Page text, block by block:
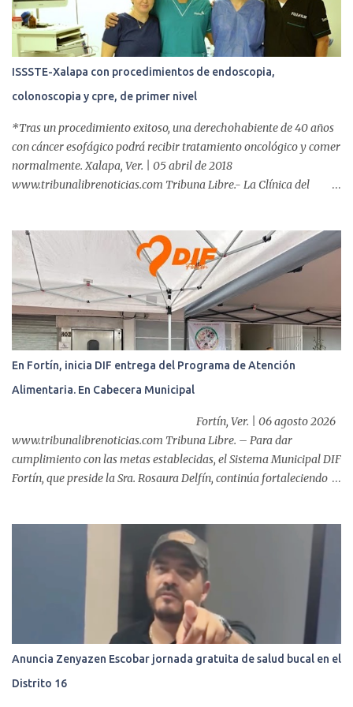
s
ISSSTE-Xalapa con procedimientos de endoscopia,
colonoscopia y cpre, de primer nivel
*Tras un procedimiento exitoso, una derechohabiente de 40 años
con cáncer esofágico podrá recibir tratamiento oncológico y comer
normalmente. Xalapa, Ver. | 05 abril de 2018
www.tribunalibrenoticias.com Tribuna Libre.- La Clínica del
incluyen endoscopia, colonoscopia y colangiopancreatografía
retrógrada endoscópica (CPRE), con equipo de alta tecnología de
videoendoscopia gástrica y con especialistas certificados. Además
se cuenta con endoscopios de última tecnología que permiten
diagnósticos con mayor certeza y sin dolor para el paciente, a
través de la atención de un equipo de profesionales
multidisciplinario: tres endoscopistas, anestesiólogo y personal
auxiliar y de enfermería. En esta semana, se realizó un nuevo caso
de éxito, pues a través de la colocación de un stent metálico
esofágico, una derechohabiente con un tumor en el ...
En Fortín, inicia DIF entrega del Programa de Atención
Alimentaria. En Cabecera Municipal
Fortín, Ver. | 06 agosto 2026
www.tribunalibrenoticias.com Tribuna Libre. – Para dar
cumplimiento con las metas establecidas, el Sistema Municipal DIF
Fortín, que preside la Sra. Rosaura Delfín, continúa fortaleciendo
Días y Primera Infancia” que inició este miércoles en la cabecera
municipal. Se trata de una estrategia que busca contribuir al
desarrollo y la nutrición de niñas, niños y mujeres en esta
importante etapa de vida. Durante la jornada, en la explanada del
Súper Ahorros, el director del organismo asistencial, Lic. Carlos
Adiel Pereda, realizó un recorrido por las sedes de entre...
Anuncia Zenyazen Escobar jornada gratuita de salud bucal en el
Distrito 16